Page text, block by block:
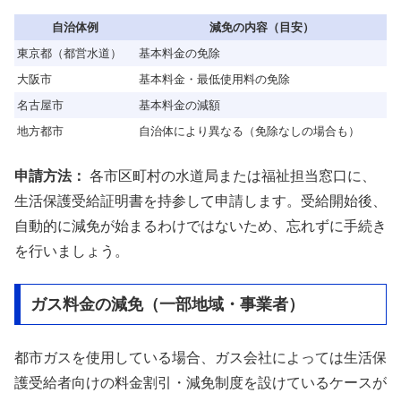
自治体例
減免の内容（目安）
東京都（都営水道）
基本料金の免除
大阪市
基本料金・最低使用料の免除
名古屋市
基本料金の減額
地方都市
自治体により異なる（免除なしの場合も）
申請方法： 各市区町村の水道局または福祉担当窓口に、
生活保護受給証明書を持参して申請します。受給開始後、
自動的に減免が始まるわけではないため、忘れずに手続き
を行いましょう。
ガス料金の減免（一部地域・事業者）
都市ガスを使用している場合、ガス会社によっては生活保
護受給者向けの料金割引・減免制度を設けているケースが